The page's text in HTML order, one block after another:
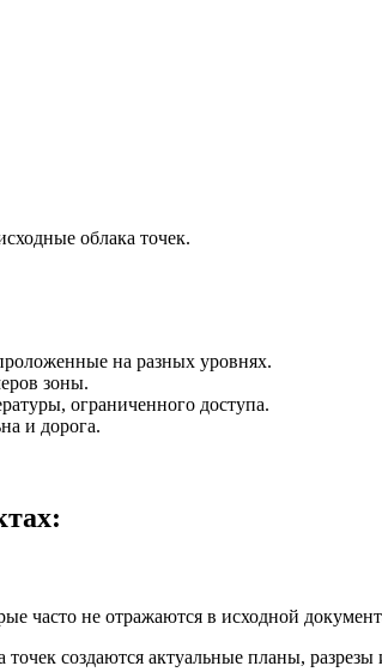
облака точек.
на разных уровнях.
зоны.
ограниченного доступа.
и дорога.
часто не отражаются в исходной
создаются актуальные планы,